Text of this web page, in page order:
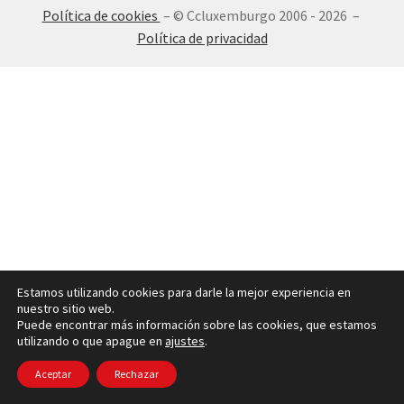
Política de cookies – © Ccluxemburgo 2006 - 2026 –
Política de privacidad
Estamos utilizando cookies para darle la mejor experiencia en
nuestro sitio web.
Puede encontrar más información sobre las cookies, que estamos
utilizando o que apague en ajustes.
Aceptar Rechazar